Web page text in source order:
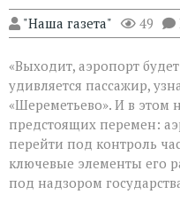
"Наша газета" 49
«Выходит, аэропорт
удивляется пассажир,
«Шереметьево». И в этом
предстоящих перемен:
перейти под контроль
ключевые элементы его
под надзором